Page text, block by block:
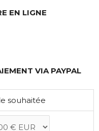
EN LIGNE
VIA PAYPAL
souhaitée